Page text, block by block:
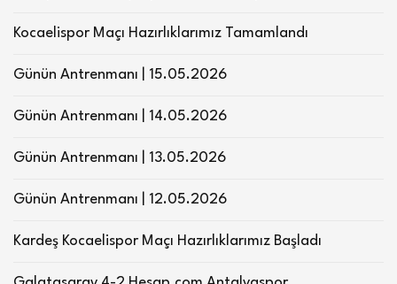
Kocaelispor Maçı Hazırlıklarımız Tamamlandı
Günün Antrenmanı | 15.05.2026
Günün Antrenmanı | 14.05.2026
Günün Antrenmanı | 13.05.2026
Günün Antrenmanı | 12.05.2026
Kardeş Kocaelispor Maçı Hazırlıklarımız Başladı